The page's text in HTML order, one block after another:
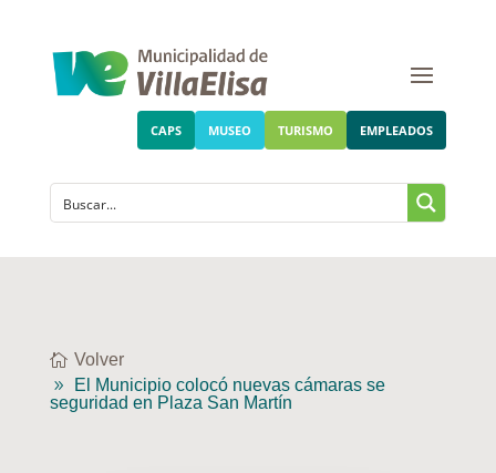
CAPS MUSEO TURISMO EMPLEADOS
Volver
El Municipio colocó nuevas cámaras se
seguridad en Plaza San Martín